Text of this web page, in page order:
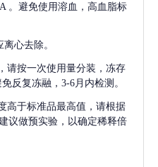
。避免使用溶血，高血脂标
心去除。
请按一次使用量分装，冻存
反复冻融，3-6月内检测。
高于标准品最高值，请根据
议做预实验，以确定稀释倍